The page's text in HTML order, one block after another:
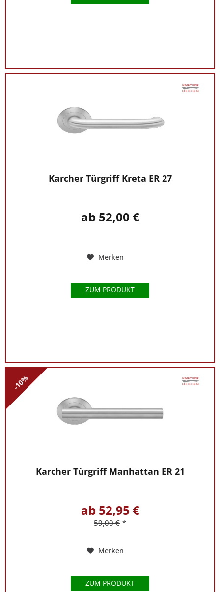
Karcher Türgriff Kreta ER 27
ab 52,00 €
Merken
ZUM PRODUKT
-10%
Karcher Türgriff Manhattan ER 21
ab 52,95 €
59,00 € *
Merken
ZUM PRODUKT